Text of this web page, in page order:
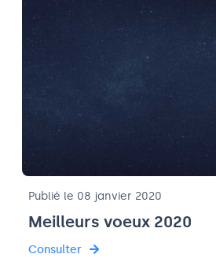
Publié le 08 janvier 2020
Meilleurs voeux 2020
Consulter